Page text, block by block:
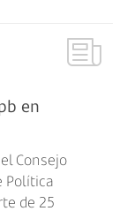
en
Consejo
Política
de 25